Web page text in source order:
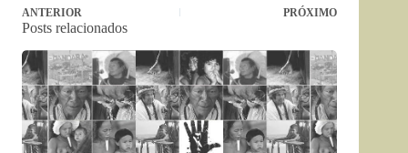
ANTERIOR PRÓXIMO
Posts relacionados